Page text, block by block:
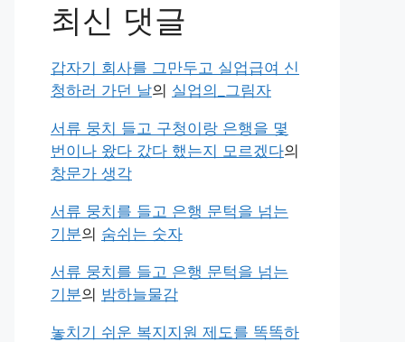
최신 댓글
갑자기 회사를 그만두고 실업급여 신
청하러 가던 날의 실업의_그림자
서류 뭉치 들고 구청이랑 은행을 몇
번이나 왔다 갔다 했는지 모르겠다의
창문가 생각
서류 뭉치를 들고 은행 문턱을 넘는
기분의 숨쉬는 숫자
서류 뭉치를 들고 은행 문턱을 넘는
기분의 밤하늘물감
놓치기 쉬운 복지지원 제도를 똑똑하